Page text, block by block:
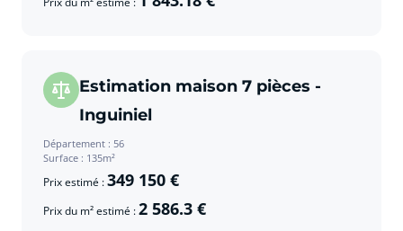
Estimation maison 7 pièces -
Inguiniel
Département : 56
Surface : 135m²
Prix estimé :349 150 €
Prix du m² estimé :2 586.3 €